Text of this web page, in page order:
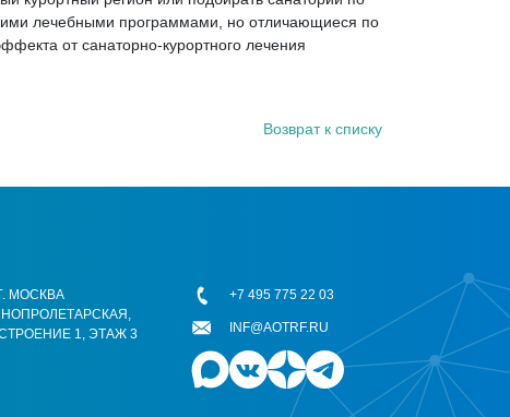
лечебными программами, но отличающиеся по
от санаторно-курортного лечения
Возврат к списку
МОСКВА
1, ЭТАЖ 3
+7 495 775 22 03
INF@AOTRF.RU